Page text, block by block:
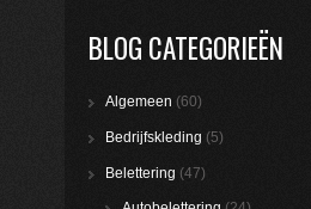
BLOG CATEGORIEËN
Algemeen (60)
Bedrijfskleding (5)
Belettering (47)